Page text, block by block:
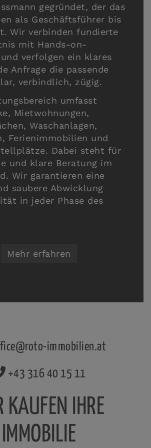
gegründet, der das
als Geschäftsführer bis
Wir verbinden fundierte
mit Hands-on-
verfolgen ein klares
Anfrage die passende
verbindlich, zügig.
umfasst
Mietwohnungen,
Waschanlagen,
Ferienimmobilien und
Dabei steht für
und klare Beratung im
Wir garantieren eine
saubere Abwicklung
in jeder Phase des
Mehr erfahren
immobilien.at
+43 316 40 15 11
KAUFEN IHRE
IMMOBILIE